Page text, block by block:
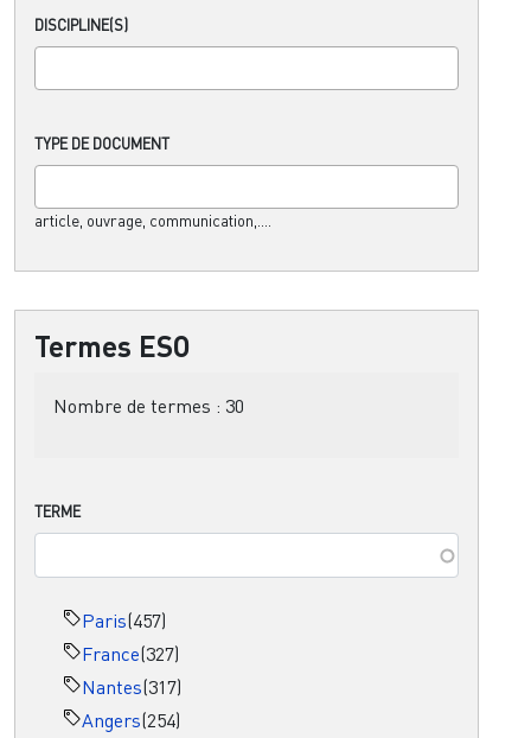
DISCIPLINE(S)
TYPE DE DOCUMENT
article, ouvrage, communication,....
Termes ESO
Nombre de termes : 30
TERME
Paris(457)
France(327)
Nantes(317)
Angers(254)